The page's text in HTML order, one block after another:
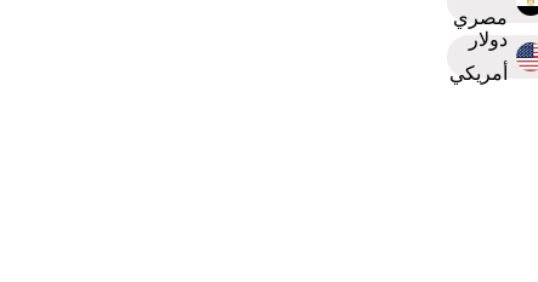
مصري
دولار
أمريكي